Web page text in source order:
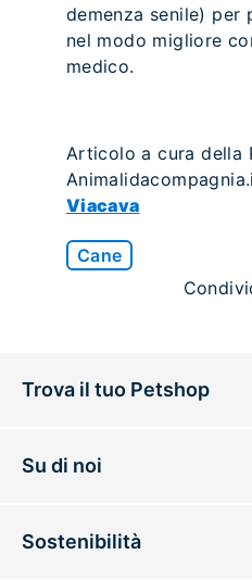
demenza senile)
nel modo migliore
medico.
Articolo a cura della
Viacava
Cane
Trova il tuo Petshop
Su di noi
Sostenibilità